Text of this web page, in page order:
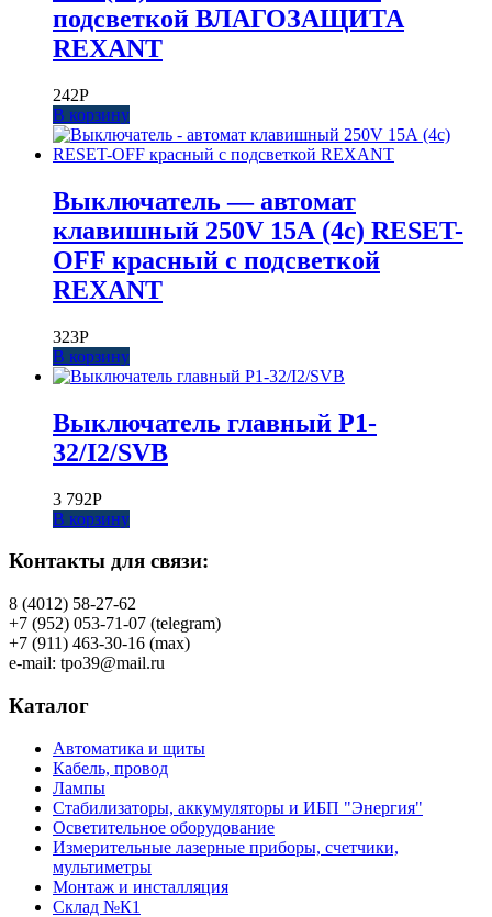
подсветкой ВЛАГОЗАЩИТА
REXANT
242Р
В корзину
Выключатель — автомат
клавишный 250V 15А (4с) RESET-
OFF красный с подсветкой
REXANT
323Р
В корзину
Выключатель главный P1-
32/I2/SVB
3 792Р
В корзину
Контакты для связи:
8 (4012) 58-27-62
+7 (952) 053-71-07 (telegram)
+7 (911) 463-30-16 (max)
e-mail: tpo39@mail.ru
Каталог
Автоматика и щиты
Кабель, провод
Лампы
Стабилизаторы, аккумуляторы и ИБП "Энергия"
Осветительное оборудование
Измерительные лазерные приборы, счетчики,
мультиметры
Монтаж и инсталляция
Склад №К1